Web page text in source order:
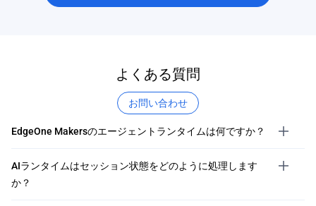
よくある質問
お問い合わせ
EdgeOne Makersのエージェントランタイムは何ですか？
AIランタイムはセッション状態をどのように処理します
か？